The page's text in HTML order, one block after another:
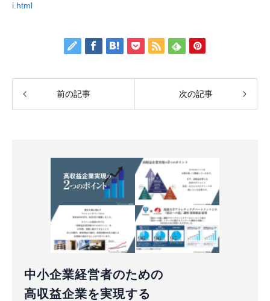
i.html
前の記事 次の記事
中小企業経営者のための
高収益企業を実現する